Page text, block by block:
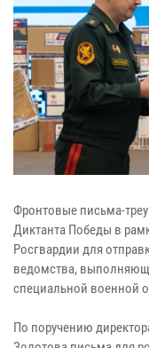
Фронтовые письма-
Диктанта Победы в
Росгвардии для
ведомства,
специальной военной
По поручению